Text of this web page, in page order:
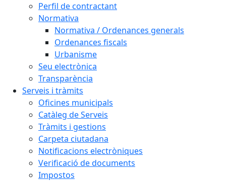
Perfil de contractant
Normativa
Normativa / Ordenances generals
Ordenances fiscals
Urbanisme
Seu electrònica
Transparència
Serveis i tràmits
Oficines municipals
Catàleg de Serveis
Tràmits i gestions
Carpeta ciutadana
Notificacions electròniques
Verificació de documents
Impostos